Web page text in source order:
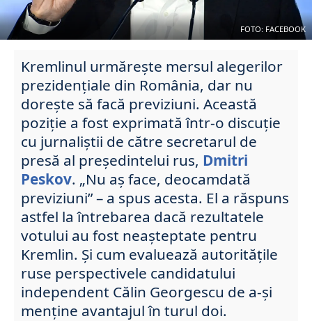
FOTO: FACEBOOK
Kremlinul urmărește mersul alegerilor
prezidențiale din România, dar nu
doreşte să facă previziuni. Această
poziție a fost exprimată într-o discuţie
cu jurnaliștii de către secretarul de
presă al președintelui rus, Dmitri
Peskov. „Nu aș face, deocamdată
previziuni” – a spus acesta. El a răspuns
astfel la întrebarea dacă rezultatele
votului au fost neașteptate pentru
Kremlin. Și cum evaluează autoritățile
ruse perspectivele candidatului
independent Călin Georgescu de a-şi
menține avantajul în turul doi.